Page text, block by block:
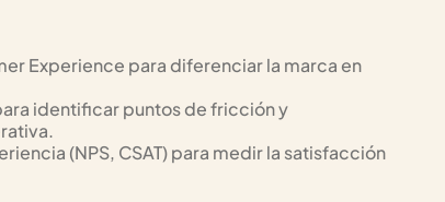
Experience para diferenciar la marca en
identificar puntos de fricción y
(NPS, CSAT) para medir la satisfacción